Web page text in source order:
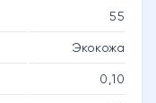
55
Экокожа
0,10